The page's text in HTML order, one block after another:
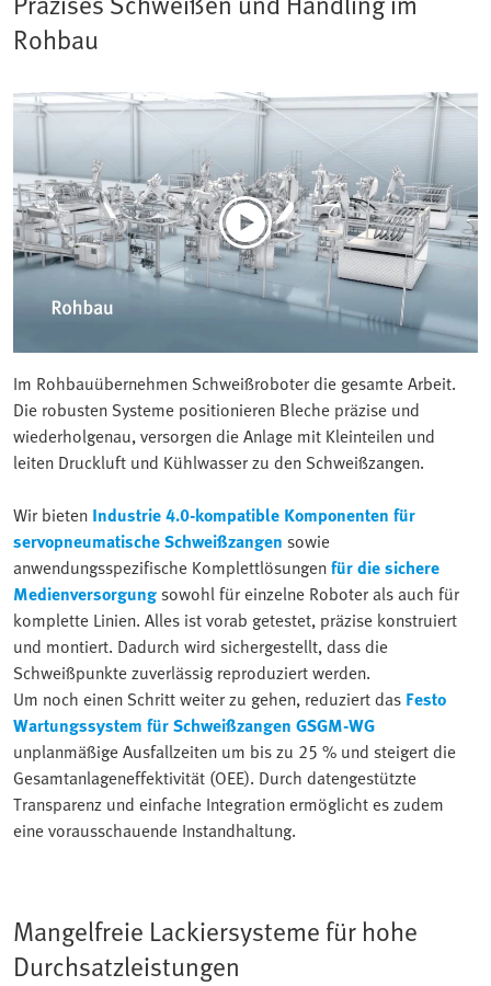
Rohbau
Im Rohbauübernehmen Schweißroboter die gesamte Arbeit.
Die robusten Systeme positionieren Bleche präzise und
wiederholgenau, versorgen die Anlage mit Kleinteilen und
leiten Druckluft und Kühlwasser zu den Schweißzangen.
Wir bieten Industrie 4.0-kompatible Komponenten für
servopneumatische Schweißzangen sowie
anwendungsspezifische Komplettlösungenfür die sichere
Medienversorgung sowohl für einzelne Roboter als auch für
komplette Linien. Alles ist vorab getestet, präzise konstruiert
und montiert. Dadurch wird sichergestellt, dass die
Schweißpunkte zuverlässig reproduziert werden.
Um noch einen Schritt weiter zu gehen, reduziert das Festo
Wartungssystem für Schweißzangen GSGM-WG
unplanmäßige Ausfallzeiten um bis zu 25 % und steigert die
Gesamtanlageneffektivität (OEE). Durch datengestützte
Transparenz und einfache Integration ermöglicht es zudem
eine vorausschauende Instandhaltung.
Mangelfreie Lackiersysteme für hohe
Durchsatzleistungen